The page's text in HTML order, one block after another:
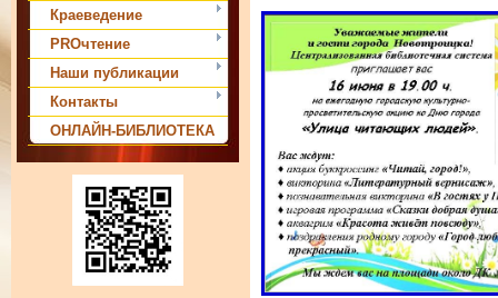
Краеведение
PROчтение
Наши публикации
Контакты
ОНЛАЙН-БИБЛИОТЕКА